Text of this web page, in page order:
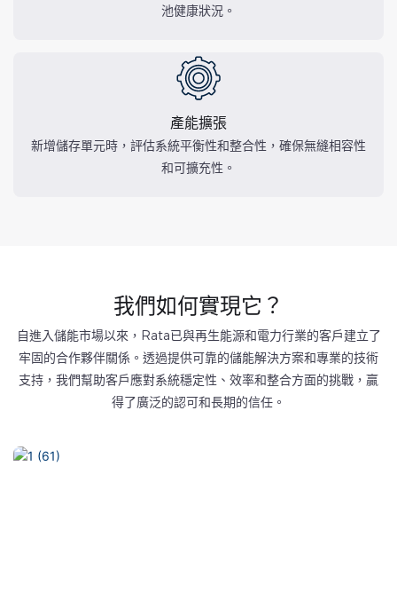
池健康狀況。
產能擴張
新增儲存單元時，評估系統平衡性和整合性，確保無縫相容性
和可擴充性。
我們如何實現它？
自進入儲能市場以來，Rata已與再生能源和電力行業的客戶建立了
牢固的合作夥伴關係。透過提供可靠的儲能解決方案和專業的技術
支持，我們幫助客戶應對系統穩定性、效率和整合方面的挑戰，贏
得了廣泛的認可和長期的信任。